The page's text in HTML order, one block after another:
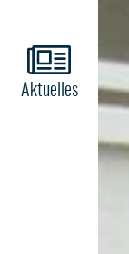
Aktuelles